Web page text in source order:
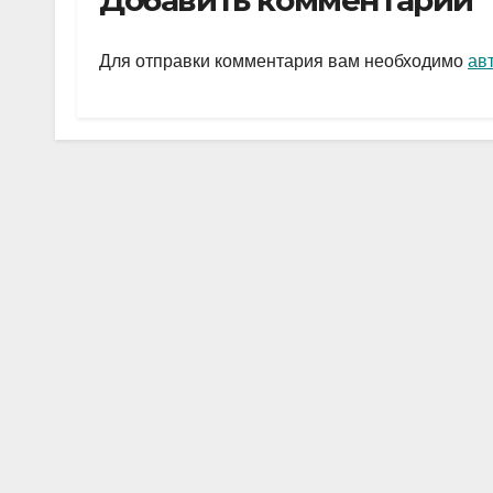
gr
a
s
A
p
а
в
ть
Для отправки комментария вам необходимо